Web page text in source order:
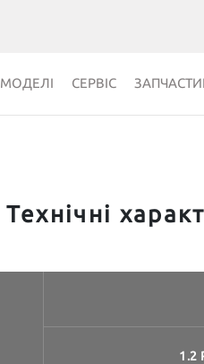
МОДЕЛІ СЕРВІС
Технічні
1.2